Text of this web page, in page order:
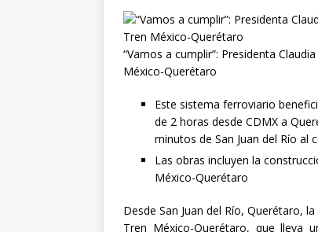
[ abril 13,
“Vamos a cumplir”: Presidenta
México-Querétaro
Este sistema ferroviario
de 2 horas desde CDMX a
minutos de San Juan del Río al
Las obras incluyen la
México-Querétaro
Desde San Juan del Río, Querétaro,
Tren México-Querétaro, que lleva